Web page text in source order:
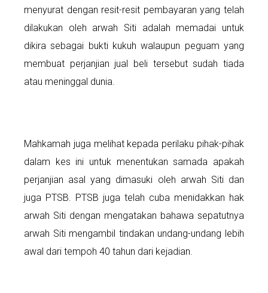
menyurat dengan resit-resit pembayaran yang telah
dilakukan oleh arwah Siti adalah memadai untuk
dikira sebagai bukti kukuh walaupun peguam yang
membuat perjanjian jual beli tersebut sudah tiada
atau meninggal dunia.
Mahkamah juga melihat kepada perilaku pihak-pihak
dalam kes ini untuk menentukan samada apakah
perjanjian asal yang dimasuki oleh arwah Siti dan
juga PTSB. PTSB juga telah cuba menidakkan hak
arwah Siti dengan mengatakan bahawa sepatutnya
arwah Siti mengambil tindakan undang-undang lebih
awal dari tempoh 40 tahun dari kejadian.